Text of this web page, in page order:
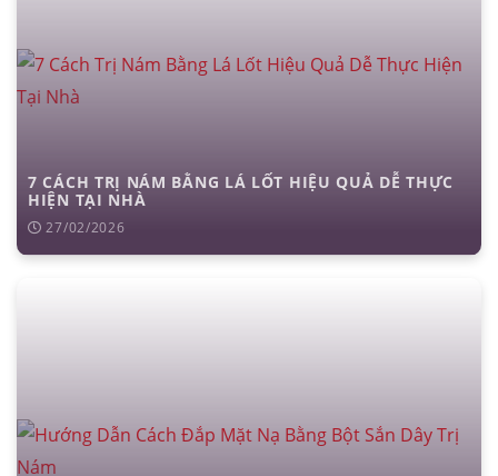
7 CÁCH TRỊ NÁM BẰNG LÁ LỐT HIỆU QUẢ DỄ THỰC
HIỆN TẠI NHÀ
27/02/2026